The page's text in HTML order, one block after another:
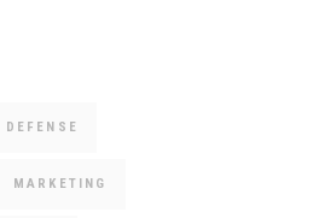
DEFENSE
MARKETING